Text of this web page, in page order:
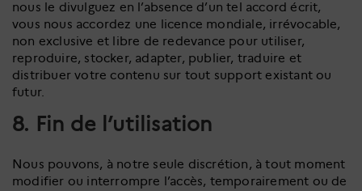
nous le divulguez en l’absence d’un tel accord écrit,
vous nous accordez une licence mondiale, irrévocable,
non exclusive et libre de redevance pour utiliser,
reproduire, stocker, adapter, publier, traduire et
distribuer votre contenu sur tout support existant ou
futur.
8. Fin de l’utilisation
Nous pouvons, à notre seule discrétion, à tout moment
modifier ou interrompre l’accès, temporairement ou de